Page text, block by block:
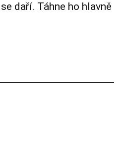
daří. Táhne ho hlavně